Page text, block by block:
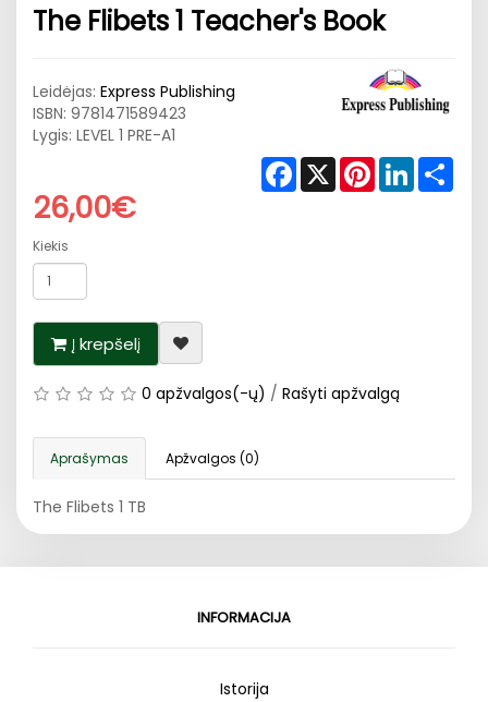
The Flibets 1 Teacher's Book
Leidėjas: Express Publishing
ISBN: 9781471589423
Lygis: LEVEL 1 PRE-A1
Facebook
X PinterestLinkedIn
26,00€
Kiekis
Į krepšelį
0 apžvalgos(-ų) / Rašyti apžvalgą
Aprašymas Apžvalgos (0)
The Flibets 1 TB
INFORMACIJA
Istorija